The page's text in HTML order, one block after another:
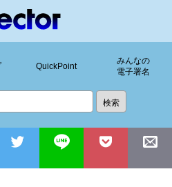
QuickPoint
みんなの
電子署名